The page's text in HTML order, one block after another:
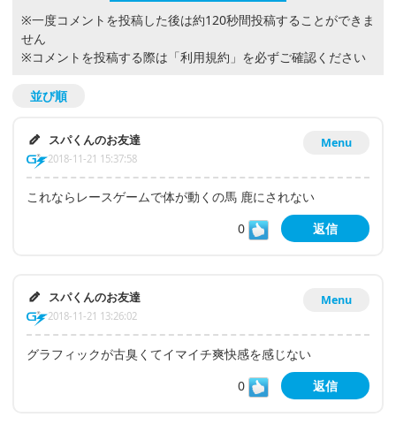
※一度コメントを投稿した後は約120秒間投稿することができま
せん
※コメントを投稿する際は 「利用規約」 を必ずご確認ください
並び順
Menu
スパくんのお友達
2018-11-21 15:37:58
これならレースゲームで体が動くの馬 鹿にされない
0
返信
Menu
スパくんのお友達
2018-11-21 13:26:02
グラフィックが古臭くてイマイチ爽快感を感じない
0
返信